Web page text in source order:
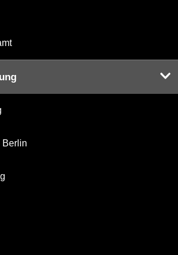
Berlin